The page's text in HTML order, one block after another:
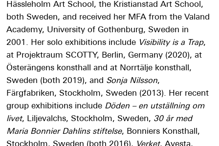
Hässleholm Art School, the Kristianstad Art School,
both Sweden, and received her MFA from the Valand
Academy, University of Gothenburg, Sweden in
2001. Her solo exhibitions include Visibility is a Trap,
at Projektraum SCOTTY, Berlin, Germany (2020), at
Österängens konsthall and at Norrtälje konsthall,
Sweden (both 2019), and Sonja Nilsson,
Färgfabriken, Stockholm, Sweden (2013). Her recent
group exhibitions include Döden – en utställning om
livet, Liljevalchs, Stockholm, Sweden, 30 år med
Maria Bonnier Dahlins stiftelse, Bonniers Konsthall,